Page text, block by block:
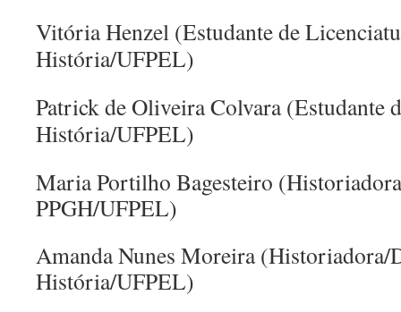
Vitória Henzel (Estudante de
História/UFPEL)
Patrick de Oliveira Colvara (Estudante
História/UFPEL)
Maria Portilho Bagesteiro
PPGH/UFPEL)
Amanda Nunes Moreira (Historiadora/
História/UFPEL)